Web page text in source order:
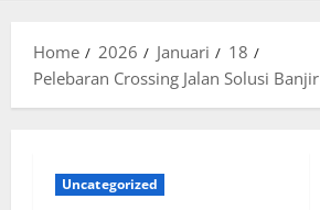
Home 2026 Januari
18
Pelebaran Crossing Jalan Solusi Banjir
Uncategorized